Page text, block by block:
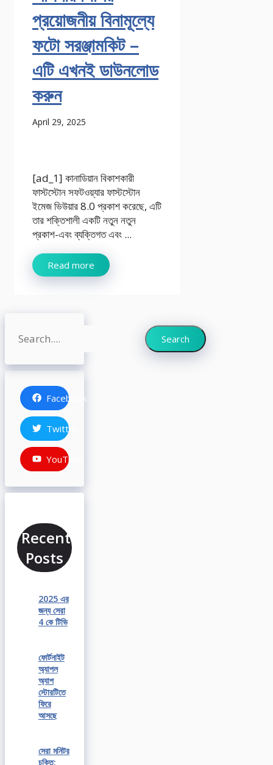
প্রয়োজনীয় বিনামূল্যে
ফটো সরঞ্জামকিট –
এটি এখনই ডাউনলোড
করুন
April 29, 2025
[ad_1] কানাডিয়ান বিকাশকারী
ফাস্টস্টোন সফটওয়্যার ফাস্টস্টোন
ইমেজ ভিউয়ার 8.0 প্রকাশ করেছে, এটি
তার শক্তিশালী একটি নতুন নতুন
প্রকাশ-এবং ব্যক্তিগত এবং ...
Read more
Search Search
Facebook
Twitter
YouTube
Recent
Posts
2025 এর
জন্য সেরা
4 কে টিভি
ফোর্টনাইট
অ্যাপল
অ্যাপ
স্টোরটিতে
ফিরে
আসছে
সেরা মনিটর
চুক্তি: